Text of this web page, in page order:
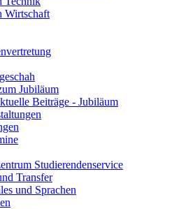
Wirtschaft
Jubiläum
Beiträge - Jubiläum
Studierendenservice
Transfer
und Sprachen